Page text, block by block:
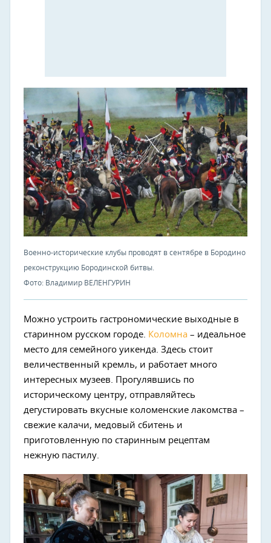
Военно-исторические клубы проводят в сентябре в Бородино
реконструкцию Бородинской битвы.
Фото: Владимир ВЕЛЕНГУРИН
Можно устроить гастрономические выходные в
старинном русском городе. Коломна – идеальное
место для семейного уикенда. Здесь стоит
величественный кремль, и работает много
интересных музеев. Прогулявшись по
историческому центру, отправляйтесь
дегустировать вкусные коломенские лакомства –
свежие калачи, медовый сбитень и
приготовленную по старинным рецептам
нежную пастилу.